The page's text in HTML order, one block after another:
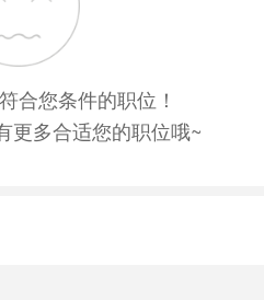
合您条件的职位！
更多合适您的职位哦~